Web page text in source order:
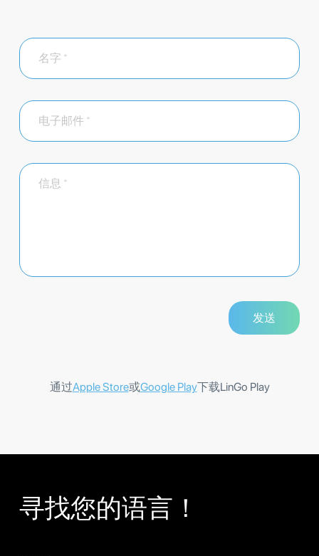
通过Apple Store或Google Play下载LinGo Play
寻找您的语言！